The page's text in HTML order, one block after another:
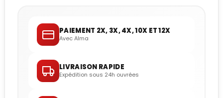
PAIEMENT 2X, 3X, 4X, 10X ET 12X
Avec Alma
LIVRAISON RAPIDE
Expédition sous 24h ouvrées